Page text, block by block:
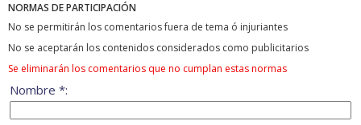
NORMAS DE PARTICIPACIÓN
No se permitirán los comentarios fuera de tema ó injuriantes
No se aceptarán los contenidos considerados como publicitarios
Se eliminarán los comentarios que no cumplan estas normas
Nombre *: